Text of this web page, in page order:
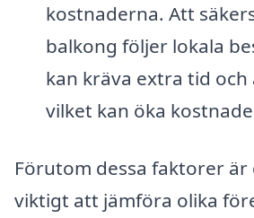
kostnaderna. Att
balkong följer lokala
kan kräva extra tid
vilket kan öka
Förutom dessa faktorer är
viktigt att jämföra olika